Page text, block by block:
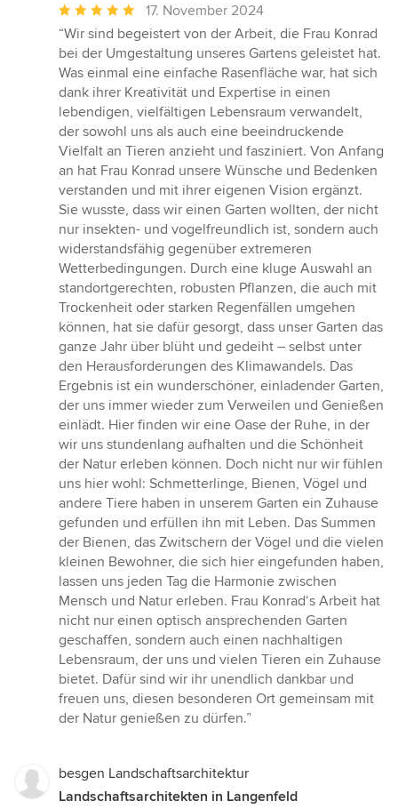
Durchschnittliche
Bewertung:
5
von
5
Sternen
17. November 2024
“Wir sind begeistert von der Arbeit, die Frau Konrad
bei der Umgestaltung unseres Gartens geleistet hat.
Was einmal eine einfache Rasenfläche war, hat sich
dank ihrer Kreativität und Expertise in einen
lebendigen, vielfältigen Lebensraum verwandelt,
der sowohl uns als auch eine beeindruckende
Vielfalt an Tieren anzieht und fasziniert. Von Anfang
an hat Frau Konrad unsere Wünsche und Bedenken
verstanden und mit ihrer eigenen Vision ergänzt.
Sie wusste, dass wir einen Garten wollten, der nicht
nur insekten- und vogelfreundlich ist, sondern auch
widerstandsfähig gegenüber extremeren
Wetterbedingungen. Durch eine kluge Auswahl an
standortgerechten, robusten Pflanzen, die auch mit
Trockenheit oder starken Regenfällen umgehen
können, hat sie dafür gesorgt, dass unser Garten das
ganze Jahr über blüht und gedeiht – selbst unter
den Herausforderungen des Klimawandels. Das
Ergebnis ist ein wunderschöner, einladender Garten,
der uns immer wieder zum Verweilen und Genießen
einlädt. Hier finden wir eine Oase der Ruhe, in der
wir uns stundenlang aufhalten und die Schönheit
der Natur erleben können. Doch nicht nur wir fühlen
uns hier wohl: Schmetterlinge, Bienen, Vögel und
andere Tiere haben in unserem Garten ein Zuhause
gefunden und erfüllen ihn mit Leben. Das Summen
der Bienen, das Zwitschern der Vögel und die vielen
kleinen Bewohner, die sich hier eingefunden haben,
lassen uns jeden Tag die Harmonie zwischen
Mensch und Natur erleben. Frau Konrad‘s Arbeit hat
nicht nur einen optisch ansprechenden Garten
geschaffen, sondern auch einen nachhaltigen
Lebensraum, der uns und vielen Tieren ein Zuhause
bietet. Dafür sind wir ihr unendlich dankbar und
freuen uns, diesen besonderen Ort gemeinsam mit
der Natur genießen zu dürfen.”
besgen Landschaftsarchitektur
Landschaftsarchitekten in Langenfeld